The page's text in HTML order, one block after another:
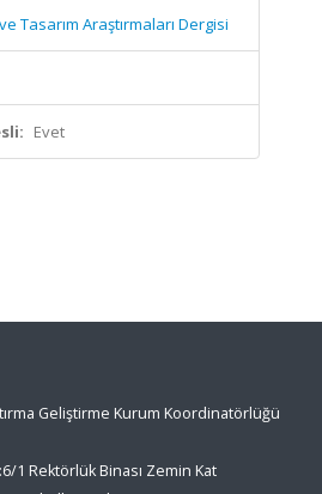
Tasarım Araştırmaları Dergisi
Evet
Geliştirme Kurum Koordinatörlüğü
1 Rektörlük Binası Zemin Kat